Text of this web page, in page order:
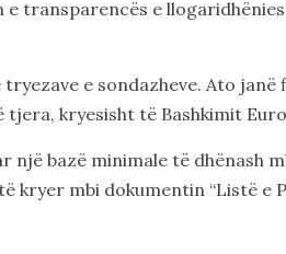
transparencës e
e sondazheve. Ato
kryesisht të Bashkimit
një bazë minimale të dhënash
mbi dokumentin “Listë e